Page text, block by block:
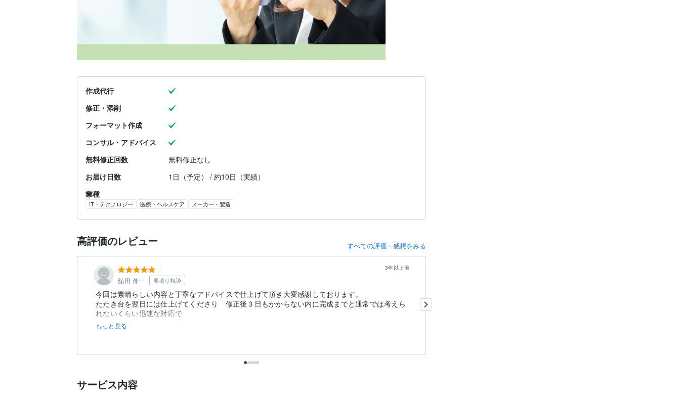
作成代行
修正・添削
フォーマット作成
コンサル・アドバイス
無料修正回数
無料修正なし
お届け日数
1日（予定） / 約10日（実績）
業種
IT・テクノロジー 医療・ヘルスケア メーカー・製造
高評価のレビュー すべての評価・感想をみる
額田 伸一 見積り相談
3年以上前
今回は素晴らしい内容と丁寧なアドバイスで仕上げて頂き大変感謝しております。
たたき台を翌日には仕上げてくださり 修正後３日もかからない内に完成までと通常では考えら
れないくらい迅速な対応で
しかも内容のまとめ方が素晴らしいの一言
もっと見る
サービス内容